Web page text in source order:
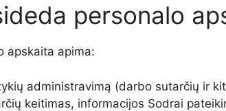
personalo
apskaita apima:
administravimą (darbo sutarčių ir
keitimas, informacijos Sodrai